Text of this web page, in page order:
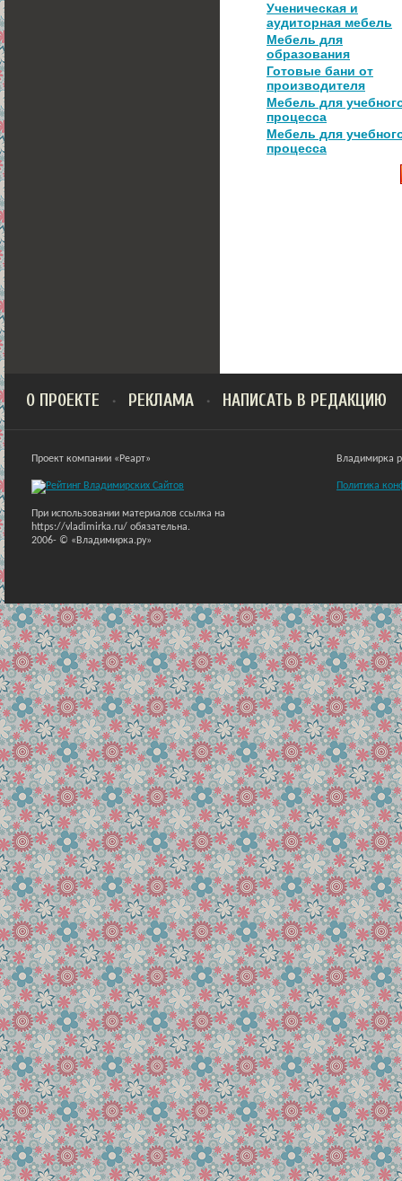
Ученическая и
аудиторная мебель
Мебель для
образования
Готовые бани от
производителя
Мебель для
процесса
Мебель для
процесса
О ПРОЕКТЕ РЕКЛАМА НАПИСАТЬ В РЕДАКЦИЮ
Проект компании «Реарт»
При использовании материалов ссылка на
https://vladimirka.ru/ обязательна.
2006- © «Владимирка.ру»
Владимирка
Политика